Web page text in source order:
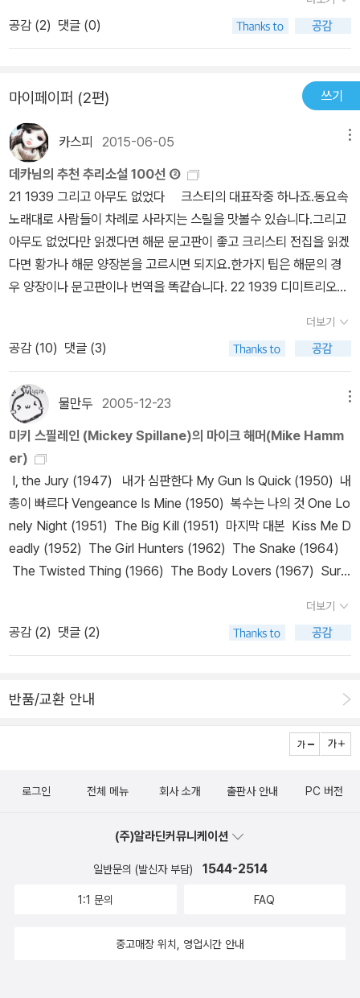
의 행적은 마너의 진술과 일치했다. 마이크는 까부는 헐 캐인스와 조
에 대하여, 패트는 예전에 마약 중독자였던 마너와 관련한 무엇이 있
는 것이 아닌가 하고 생각하고, 마이크는 잭 혼자만이 알고 있던 어떤
사실 때문에 범인이 자기방위를 위해서 살인을 저질렀을 것이라고 생
각한다. 마이크는 세상에서 제일 아름다울 것 같은 정신과 의사 샬로
트 마닝을 만나 잭과 마너에 관해서 질문하고 그녀의 알리바이를 확
인했다. 그런데 패트가 말하길, 어젯밤 카레키의 집 창문 너머로 45
구경 총을 쏜 놈이 있었는데 그것이 잭이 당한 총알과 딱 들어맞는 것
이고 카레키는 마이크가 범인이라고 생각하고 있다는 것이었다. 마이
크는 카레키에게 잭을 죽인 범인이 왜 그도 죽이려 하는지 묻지만 그
는 모르쇠로 일관한다. 마이크는 요즘은 꿀벌을 기르고 있는 보보
터 신경질적인 긴장 상태에 있었으며 그것은 마너도 마찬가지였다고
했다. 잭의 집에 몰래 잠입한 마이크는 그가 평소 가지고 있던 수첩을
찾아내고 그 속에서 아일린 비커스의 이름과 그의 전화번호를 알아냈
다. 그녀는 메리 라이트라는 이름으로 콜하우스에서 창녀로 일하고
있었다. 그곳은 보통의 색주가가 아니었다. 어마어마한 일이 벌어지
는 소굴 같았다. 아일린은 대학 때 존 핸슨이라는 미남을 만나 이렇게
사창가로 흘러 들어오게 되었다고 말한다. 마이크와 패트는 대학 연
보를 뒤져 여러 대학에서 존 핸슨을 찾아낸다. 그 사나이는 헐 캐인스
였다. 마이크와 패트는 그날 파티가 열린다는 그곳으로 황급히 차를
몰았다. 경찰들이 골목 양쪽을 봉쇄하였으며 문고리를 부수고 진입하
여 아일린의 방으로 뛰어 들었을 때 무연화약이 폭발한 냄새가 코를
찔렀으며 아일린은 실오라기 하나 걸치지 않은 채 45구경 총에 심장
을 맞고 죽어 있었다. 그곳에는 우리가 헐 캐인스라고 부른 존 핸슨 역
시 미간에 총을 맞고 죽어 있었다...... 하드 보일드 소설을 대표할 만
다.
한 소설이라는 뜻이다.법이란 귀에 걸면 귀걸이, 코에 걸면 코걸이라
그것을 잘 아는 사립 탐정 마이크 해머는 자신이 변호사만 잘 고용하
면 풀려날 죄질이 나쁜 자들은 손수 손을 보는 남자다. 그런 남자에게
우로 그를 위해 한쪽 팔을 희생한 친구를 살해한 것이다. 마이크 해머
는 경찰에게 살인자는 반드시 자신의 손으로 처리하겠다고 공포를 하
고 범인을 추적한다. 경찰은 그를 따라다니면 공조도 하고 저지도 하
는데 계속 살인 사건은 발생하고 사건은 점점 거대한 매춘과 마약 조
직의 연관성을 나타내는데.미키 스필레인의 처녀작이자 대단한 판매
고를 올린 베스트셀러다. 하지만 작품성은 없다. 사립 탐정의 정의에
대한 지나친 집착과 적절한 에로티시즘이 믹스된 잘 만들어진 대중
소설이라는 생각이 든다. 이 작품을 보고 '그래, 심판은 네가 해라'라
고 말해 주고 싶었고 한편으로는 이런 인물 한 명쯤은 사회에 필요하
에게 심판은 내가 한다고 선전포고하고 직접 범인을 잡으러 다니는
사립 탐정 마이크 해머. 장편이라고 하기에는 약간 짧은 분량이고 책
을 몇 장만 읽어도 범인은 눈에 보이는데 자기 잘 낫 맛에 살고 주먹만
앞서는 사립 탐정 마이크에게만 안 보이는 모양이다. 하지만 끝에 가
서는 인정 사정없이 자신의 말을 실행한다. 대단한 작품은 아니다. 같
은 하드보일드 작품이라도 사립 탐정이 정의라는 이름으로 너무 거창
하게 나오면 그것 자체가 반감을 일으키게 된다. 하지만 아주 혹평을
받을 만한 작품 또한 아니라는 생각이 든다. 함께 수록된 <죽음의 장
신구>는 미쓰 마플을 연상시키는 할머니 탐정이 등장하는 작품이니
읽어볼 만한 작품이라 생각된다. 이 작품은 작가의 할머니 탐정 워더
린 부인이 등장하는 작품이다. 제목 그대로 한 남자의 죽음과 그에 얽
힌 죽음의 장신구에 관한 이야기다. 이 작품에 등장하는 베투리의 독
라 생각된다.
공감 (2) 댓글 (0)
마이페이퍼 (2편) 쓰기
카스피 2015-06-05
데카님의 추천 추리소설 100선 ②
21 1939 그리고 아무도 없었다 크스티의 대표작중 하나죠.동요속
노래대로 사람들이 차례로 사라지는 스릴을 맛볼수 있습니다.그리고
아무도 없었다만 읽겠다면 해문 문고판이 좋고 크리스티 전집을 읽겠
다면 황가나 해문 양장본을 고르시면 되지요.한가지 팁은 해문의 경
우 양장이나 문고판이나 번역을 똑같습니다. 22 1939 디미트리오스
마로우가 나오는 대표작이죠.좀더 많은 출판사에 나온것응로 기억하
는데 현재는 이 두책만 있는것 같습니다.챈들러의 작품은 6권밖에 없
으니 북하우스 전집을 모두 사는 것이 좋을듯 싶네요. 24 1942 환상
의 여인 세계 3대 추리리설의 하나라는 환상의 여인.살인누명을
쓰고 있는 남자의 무죄를 밝혀줄 여인은 그 어디에도 보이지 않는데...
본격 추리와는 색다른 아이리시만의 음울한 범죄의 색깔을 느낄수 있
는 걸작입니다. 25 1942 황제의 코담배 케이스 존 딕슨 카의 걸작
중 하나!! 26 1944 O시를 향하여 크리스티의 대표작중 하나지만,아
무래도 위의 작품들보단 인지도가 떨어지는 것이 사실이죠. 27 194
7 옥문도 일본의 대표적 명탐정 긴다이찌 고오스케(김전일의 할아버
지죠)가 나오는 두번째 작품.혼진살인사건이후 태평양 전쟁에 참전한
탐정의 본격적인 활약이 시작됩니다. 28 1947 심판은 내가 한다
하드보일드 중의 하드보일드, 선배인 콘티네탈 욥이나 필립 마로우와
러리 퀸의 2기 작품중 대표작이죠.거의 20년만에 재간된 걸작으로
리스티의 대표 단편중하나로 포와르나 미스 마플은 등장하지 않습니
다.일종의 법정물로 마지막 반전이 소름끼칩니다.동서만 보이는데 해
문이나 황금가지도 있지만 단편이어서 책 제목으로 안쓰여져 알라딘
적 명탐정 긴다이찌 고오스케 대표작중 하나 32 1951 시간의 딸 조
면 수양대군)의 오명을 벗겨주는 걸작입니다. 33 1954 기나긴 이별
역시나 챈들러의 대표작!! 그냥 북하우스 6권짜리 전집을 지르셔
작. 그책에서 5권으로 세트 간행되었는데 범죄소설이 재미있으신 분
더보기
공감 (10) 댓글 (3)
물만두 2005-12-23
미키 스필레인 (Mickey Spillane)의 마이크 해머(Mike Hamm
er)
I, the Jury (1947) 내가 심판한다 My Gun Is Quick (1950) 내
총이 빠르다 Vengeance Is Mine (1950) 복수는 나의 것 One Lo
nely Night (1951) The Big Kill (1951) 마지막 대본 Kiss Me D
eadly (1952) The Girl Hunters (1962) The Snake (1964)
The Twisted Thing (1966) The Body Lovers (1967) Survi
6) The Mike Hammer Collection Volume 2 (omnibus) (200
1)
더보기
공감 (2) 댓글 (2)
반품/교환 안내
로그인 전체 메뉴 회사 소개 출판사 안내 PC 버전
(주)알라딘커뮤니케이션
일반문의 (발신자 부담) 1544-2514
1:1 문의 FAQ
중고매장 위치, 영업시간 안내